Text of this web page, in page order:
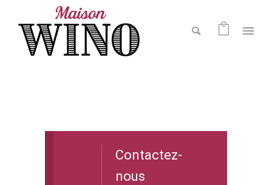
Contactez-
nous